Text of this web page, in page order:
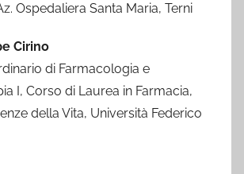
Ospedaliera Santa Maria, Terni
Cirino
di Farmacologia e
I, Corso di Laurea in Farmacia,
della Vita, Università Federico